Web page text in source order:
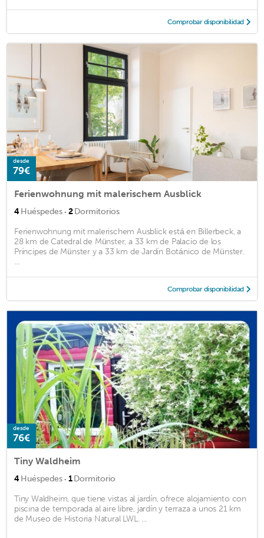
Comprobar disponibilidad
desde
79€
Ferienwohnung mit malerischem Ausblick
4Huéspedes · 2Dormitorios
Ferienwohnung mit malerischem Ausblick está en Billerbeck, a
28 km de Catedral de Münster, a 33 km de Palacio de los
Príncipes de Münster y a 33 km de Jardín Botánico de Münster.
...
Comprobar disponibilidad
desde
76€
Tiny Waldheim
4Huéspedes · 1Dormitorio
Tiny Waldheim, que tiene vistas al jardín, ofrece alojamiento con
piscina de temporada al aire libre, jardín y terraza a unos 21 km
de Museo de Historia Natural LWL. ...